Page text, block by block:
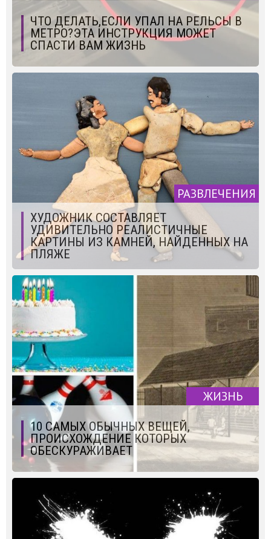
ЧТО ДЕЛАТЬ,ЕСЛИ УПАЛ НА РЕЛЬСЫ В
МЕТРО?ЭТА ИНСТРУКЦИЯ МОЖЕТ
СПАСТИ ВАМ ЖИЗНЬ
РАЗВЛЕЧЕНИЯ
ХУДОЖНИК СОСТАВЛЯЕТ
УДИВИТЕЛЬНО РЕАЛИСТИЧНЫЕ
КАРТИНЫ ИЗ КАМНЕЙ, НАЙДЕННЫХ НА
ПЛЯЖЕ
ЖИЗНЬ
10 САМЫХ ОБЫЧНЫХ ВЕЩЕЙ,
ПРОИСХОЖДЕНИЕ КОТОРЫХ
ОБЕСКУРАЖИВАЕТ